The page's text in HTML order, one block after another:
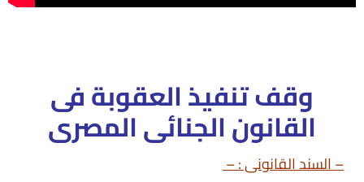
وقف تنفيذ العقوبة فى
القانون الجنائى المصرى
– السند القانونى : –